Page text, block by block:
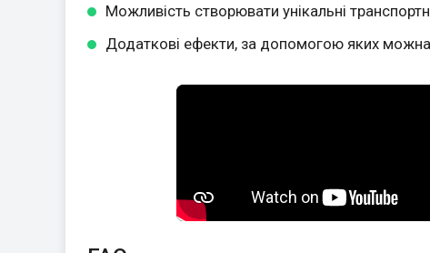
Можливість створювати унікальні
Додаткові ефекти, за допомогою яких